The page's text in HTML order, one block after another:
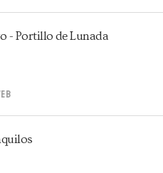
- Portillo de Lunada